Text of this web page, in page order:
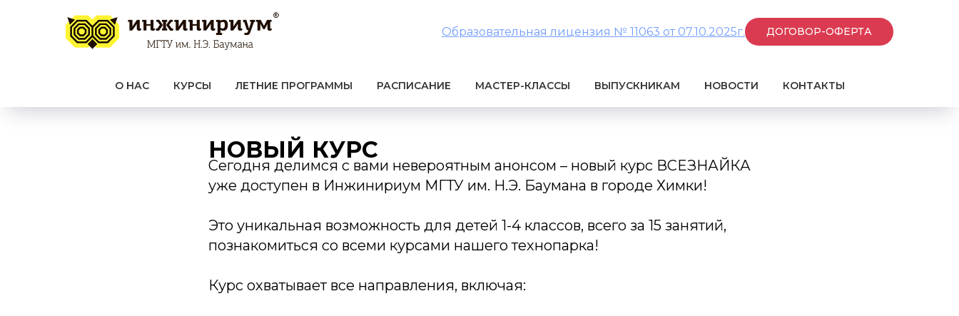
Образовательная лицензия № 11063 от 07.10.2025г. ДОГОВОР-ОФЕРТА
О НАС КУРСЫ ЛЕТНИЕ ПРОГРАММЫ РАСПИСАНИЕ МАСТЕР-КЛАССЫ ВЫПУСКНИКАМ НОВОСТИ КОНТАКТЫ
НОВЫЙ КУРС
Сегодня делимся с вами невероятным анонсом – новый курс ВСЕЗНАЙКА
уже доступен в Инжинириум МГТУ им. Н.Э. Баумана в городе Химки!
Это уникальная возможность для детей 1-4 классов, всего за 15 занятий,
познакомиться со всеми курсами нашего технопарка!
Курс охватывает все направления, включая: